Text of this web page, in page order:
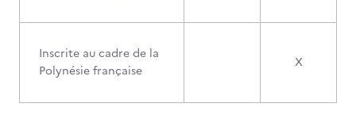
Inscrite au cadre de la
Polynésie française
X